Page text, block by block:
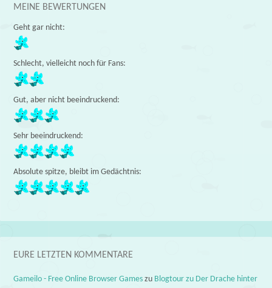
MEINE BEWERTUNGEN
Geht gar nicht:
Schlecht, vielleicht noch für Fans:
Gut, aber nicht beeindruckend:
Sehr beeindruckend:
Absolute spitze, bleibt im Gedächtnis:
EURE LETZTEN KOMMENTARE
Gameilo - Free Online Browser Games zu Blogtour zu Der Drache hinter